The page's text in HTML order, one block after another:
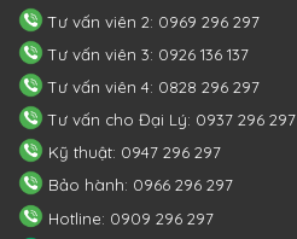
Tư vấn viên 2: 0969 296 297
Tư vấn viên 3: 0926 136 137
Tư vấn viên 4: 0828 296 297
Tư vấn cho Đại Lý: 0937 296 297
Kỹ thuật: 0947 296 297
Bảo hành: 0966 296 297
Hotline: 0909 296 297